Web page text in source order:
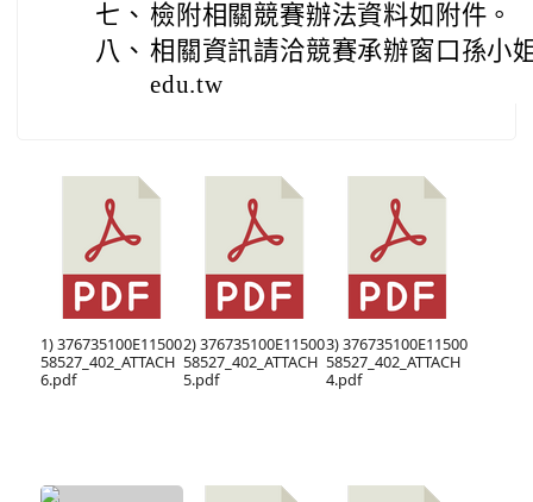
七、 檢附相關競賽辦法資料如附件。
八、 相關資訊請洽競賽承辦窗口孫小
edu.tw
1) 376735100E11500
58527_402_ATTACH
6.pdf
2) 376735100E11500
58527_402_ATTACH
5.pdf
3) 376735100E11500
58527_402_ATTACH
4.pdf